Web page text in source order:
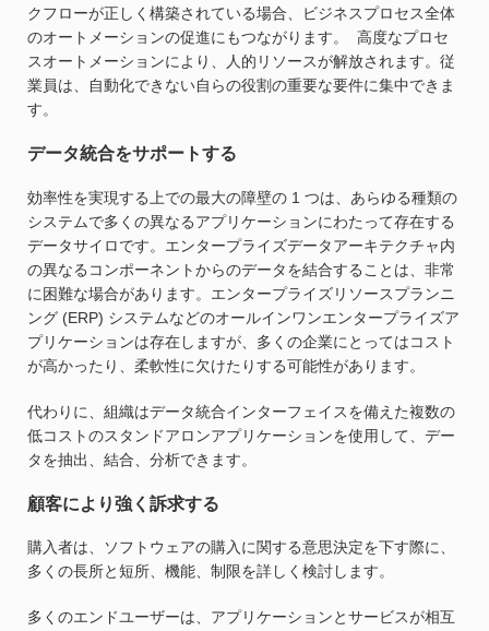
クフローが正しく構築されている場合、ビジネスプロセス全体
のオートメーションの促進にもつながります。 高度なプロセ
スオートメーションにより、人的リソースが解放されます。従
業員は、自動化できない自らの役割の重要な要件に集中できま
す。
データ統合をサポートする
効率性を実現する上での最大の障壁の 1 つは、あらゆる種類の
システムで多くの異なるアプリケーションにわたって存在する
データサイロです。エンタープライズデータアーキテクチャ内
の異なるコンポーネントからのデータを結合することは、非常
に困難な場合があります。エンタープライズリソースプランニ
ング (ERP) システムなどのオールインワンエンタープライズア
プリケーションは存在しますが、多くの企業にとってはコスト
が高かったり、柔軟性に欠けたりする可能性があります。
代わりに、組織はデータ統合インターフェイスを備えた複数の
低コストのスタンドアロンアプリケーションを使用して、デー
タを抽出、結合、分析できます。
顧客により強く訴求する
購入者は、ソフトウェアの購入に関する意思決定を下す際に、
多くの長所と短所、機能、制限を詳しく検討します。
多くのエンドユーザーは、アプリケーションとサービスが相互